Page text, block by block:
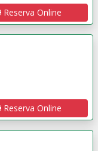
Reserva Online
Reserva Online